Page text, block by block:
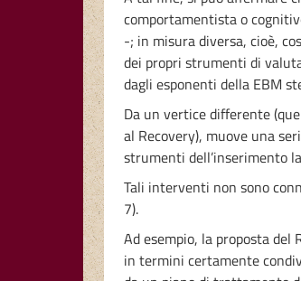
comportamentista o
-; in misura diversa, cioè,
dei propri strumenti di
dagli esponenti della EBM
Da un vertice differente
al Recovery), muove una
strumenti dell’inserimento
Tali interventi non sono
7).
Ad esempio, la proposta del
in termini certamente